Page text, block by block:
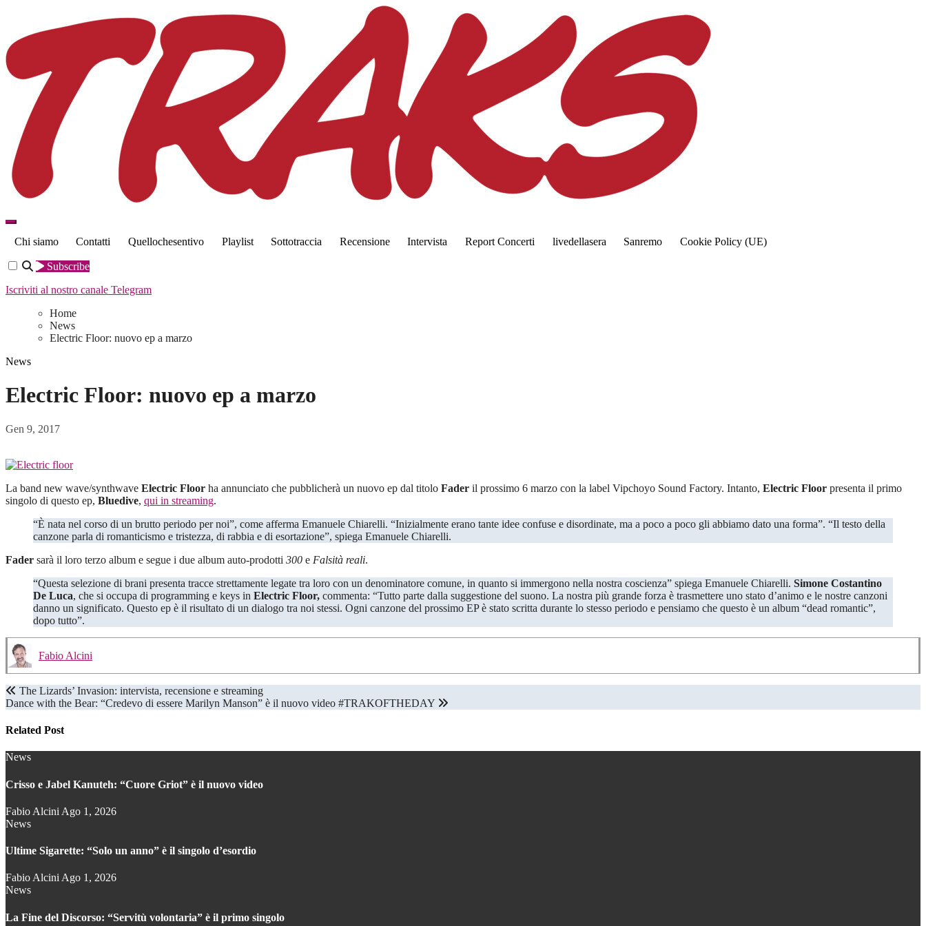
content
Chi siamo
Contatti Quellochesentivo Playlist Sottotraccia Recensione Intervista Report Concerti livedellasera Sanremo Cookie Policy (UE)
Subscribe
Iscriviti al nostro canale Telegram
Home
News
Electric Floor: nuovo ep a marzo
News
Electric Floor: nuovo ep a marzo
Gen 9, 2017
La band new wave/synthwave Electric Floor ha annunciato che pubblicherà un nuovo ep dal titolo Fader il prossimo 6 marzo con la label Vipchoyo Sound Factory. Intanto, Electric Floor presenta il primo
singolo di questo ep, Bluedive, qui in streaming.
“È nata nel corso di un brutto periodo per noi”, come afferma Emanuele Chiarelli. “Inizialmente erano tante idee confuse e disordinate, ma a poco a poco gli abbiamo dato una forma”. “Il testo della
canzone parla di romanticismo e tristezza, di rabbia e di esortazione”, spiega Emanuele Chiarelli.
Fader sarà il loro terzo album e segue i due album auto-prodotti 300 e Falsità reali.
“Questa selezione di brani presenta tracce strettamente legate tra loro con un denominatore comune, in quanto si immergono nella nostra coscienza” spiega Emanuele Chiarelli. Simone Costantino
De Luca, che si occupa di programming e keys in Electric Floor, commenta: “Tutto parte dalla suggestione del suono. La nostra più grande forza è trasmettere uno stato d’animo e le nostre canzoni
danno un significato. Questo ep è il risultato di un dialogo tra noi stessi. Ogni canzone del prossimo EP è stato scritta durante lo stesso periodo e pensiamo che questo è un album “dead romantic”,
dopo tutto”.
Fabio Alcini
Navigazione
articoli
The Lizards’ Invasion: intervista, recensione e streaming
Dance with the Bear: “Credevo di essere Marilyn Manson” è il nuovo video #TRAKOFTHEDAY
Related Post
News
Crisso e Jabel Kanuteh: “Cuore Griot” è il nuovo video
Fabio Alcini Ago 1, 2026
News
Ultime Sigarette: “Solo un anno” è il singolo d’esordio
Fabio AlciniAgo 1, 2026
News
La Fine del Discorso: “Servitù volontaria” è il primo singolo